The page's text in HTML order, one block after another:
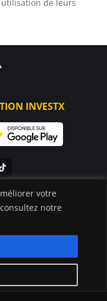
votre
notre
de leurs
INVESTX
en trading
pour trader ?
choisir pour